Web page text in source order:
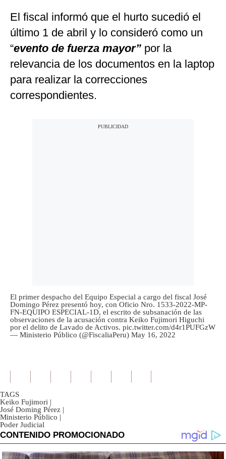
El fiscal informó que el hurto sucedió el
último 1 de abril y lo consideró como un
“evento de fuerza mayor” por la
relevancia de los documentos en la laptop
para realizar la correcciones
correspondientes.
El primer despacho del Equipo Especial a cargo del fiscal José
Domingo Pérez presentó hoy, con Oficio Nro. 1533-2022-MP-
FN-EQUIPO ESPECIAL-1D, el escrito de subsanación de las
observaciones de la acusación contra Keiko Fujimori Higuchi
por el delito de Lavado de Activos. pic.twitter.com/d4r1PUFGzW
— Ministerio Público (@FiscaliaPeru) May 16, 2022
TAGS
Keiko Fujimori |
José Doming Pérez |
Ministerio Público |
Poder Judicial